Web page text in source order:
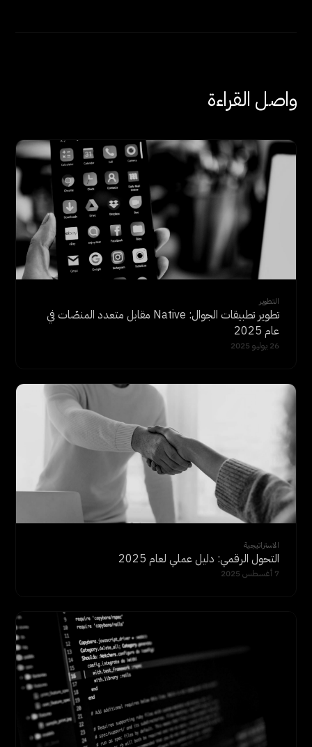
واصل القراءة
التطوير
تطوير تطبيقات الجوال: Native مقابل متعدد المنصّات في
عام 2025
26 يوليو 2025
الاستراتيجية
التحول الرقمي: دليل عملي لعام 2025
7 أغسطس 2025